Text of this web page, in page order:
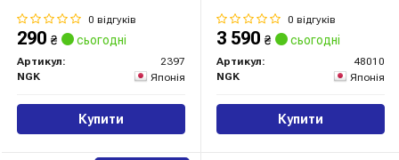
0 відгуків
290 ₴ сьогодні
Артикул:
2397
NGK
Японія
Купити
0 відгуків
3 590 ₴ сьогодні
Артикул:
48010
NGK
Японія
Купити